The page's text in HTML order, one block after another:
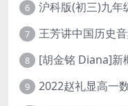
6
7 王芳讲中国历史
8
9